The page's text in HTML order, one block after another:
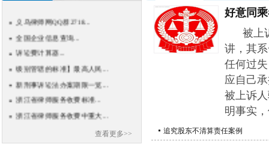
全国企业信息查询...
诉讼费计算器...
级别管辖的标准】最高人民...
新刑事诉讼法办案期限一览...
浙江省律师服务收费标准...
浙江省律师服务收费中重大...
查看更多>>
好意同
被上诉
讲，其
任何过
应自己
被上诉
明事实
追究股东不清算责任案例